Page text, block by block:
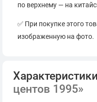
по верхнему — на
✅ При покупке этого
изображенную на фото.
Характеристики
центов 1995»